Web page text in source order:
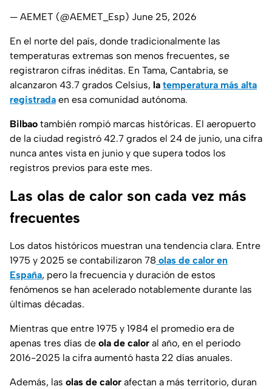
— AEMET (@AEMET_Esp) June 25, 2026
En el norte del país, donde tradicionalmente las
temperaturas extremas son menos frecuentes, se
registraron cifras inéditas. En Tama, Cantabria, se
alcanzaron 43.7 grados Celsius, la temperatura más alta
registrada en esa comunidad autónoma.
Bilbao también rompió marcas históricas. El aeropuerto
de la ciudad registró 42.7 grados el 24 de junio, una cifra
nunca antes vista en junio y que supera todos los
registros previos para este mes.
Las olas de calor son cada vez más
frecuentes
Los datos históricos muestran una tendencia clara. Entre
1975 y 2025 se contabilizaron 78 olas de calor en
España, pero la frecuencia y duración de estos
fenómenos se han acelerado notablemente durante las
últimas décadas.
Mientras que entre 1975 y 1984 el promedio era de
apenas tres días de ola de calor al año, en el periodo
2016-2025 la cifra aumentó hasta 22 días anuales.
Además, las olas de calor afectan a más territorio, duran